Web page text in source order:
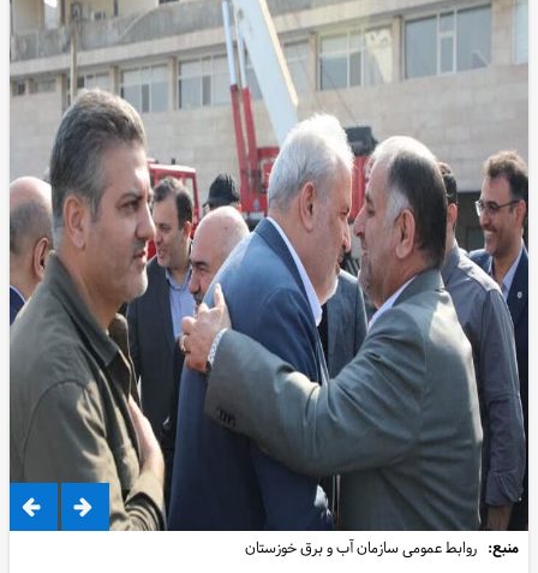
منبع: روابط عمومی سازمان آب و برق خوزستان